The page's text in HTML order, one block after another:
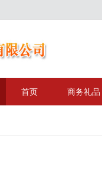
首页 商务礼品